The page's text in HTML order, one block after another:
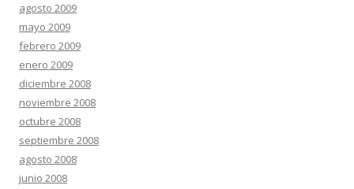
agosto 2009
mayo 2009
febrero 2009
enero 2009
diciembre 2008
noviembre 2008
octubre 2008
septiembre 2008
agosto 2008
junio 2008